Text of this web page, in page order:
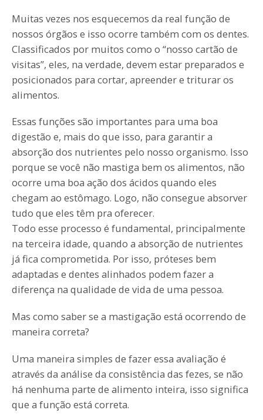
Muitas vezes nos esquecemos da real função de
nossos órgãos e isso ocorre também com os dentes.
Classificados por muitos como o “nosso cartão de
visitas”, eles, na verdade, devem estar preparados e
posicionados para cortar, apreender e triturar os
alimentos.
Essas funções são importantes para uma boa
digestão e, mais do que isso, para garantir a
absorção dos nutrientes pelo nosso organismo. Isso
porque se você não mastiga bem os alimentos, não
ocorre uma boa ação dos ácidos quando eles
chegam ao estômago. Logo, não consegue absorver
tudo que eles têm pra oferecer.
Todo esse processo é fundamental, principalmente
na terceira idade, quando a absorção de nutrientes
já fica comprometida. Por isso, próteses bem
adaptadas e dentes alinhados podem fazer a
diferença na qualidade de vida de uma pessoa.
Mas como saber se a mastigação está ocorrendo de
maneira correta?
Uma maneira simples de fazer essa avaliação é
através da análise da consistência das fezes, se não
há nenhuma parte de alimento inteira, isso significa
que a função está correta.